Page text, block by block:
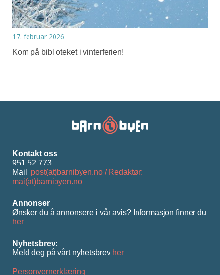
17. februar 2026
Kom på biblioteket i vinterferien!
Kontakt oss
951 52 773
Mail: post(at)barnibyen.no / Redaktør:
mai(at)barnibyen.no
Annonser
Ønsker du å annonsere i vår avis? Informasjon ﬁnner du
her
Nyhetsbrev:
Meld deg på vårt nyhetsbrev her
Personvernerklæring